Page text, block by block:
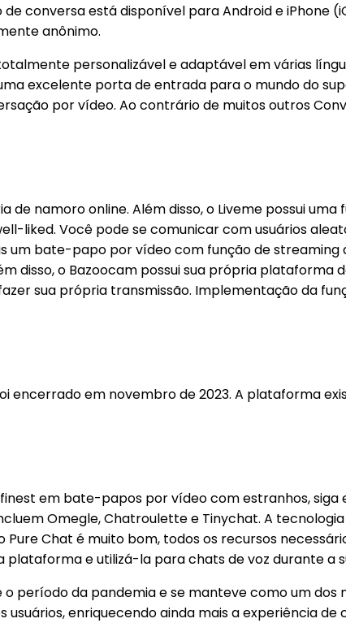
conversa está disponível para Android e iPhone
anônimo.
personalizável e adaptável em várias
excelente porta de entrada para o mundo do
por vídeo. Ao contrário de muitos outros
namoro online. Além disso, o Liveme possui
liked. Você pode se comunicar com usuários
bate-papo por vídeo com função de streaming
disso, o Bazoocam possui sua própria plataforma
sua própria transmissão. Implementação da
em novembro de 2023. A plataforma
em bate-papos por vídeo com estranhos,
Omegle, Chatroulette e Tinychat. A
Chat é muito bom, todos os recursos
e utilizá-la para chats de voz durante a
período da pandemia e se manteve como um dos
enriquecendo ainda mais a experiência de